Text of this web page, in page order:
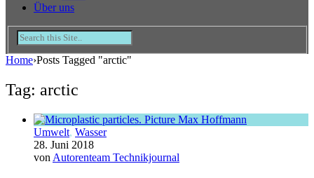
Über uns
Home›Posts Tagged "arctic"
Tag: arctic
Umwelt, Wasser
28. Juni 2018
von Autorenteam Technikjournal